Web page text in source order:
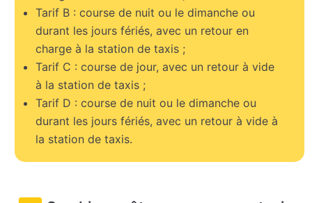
Tarif B : course de nuit ou le dimanche ou
durant les jours fériés, avec un retour en
charge à la station de taxis ;
Tarif C : course de jour, avec un retour à vide
à la station de taxis ;
Tarif D : course de nuit ou le dimanche ou
durant les jours fériés, avec un retour à vide à
la station de taxis.